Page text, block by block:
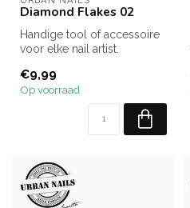
Diamond Flakes 02
Handige tool of accessoire
voor elke nail artist.
€9,99
Op voorraad